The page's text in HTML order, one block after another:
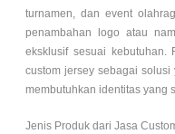
turnamen, dan event
penambahan logo atau
eksklusif sesuai kebutuhan.
custom jersey sebagai
membutuhkan identitas yang
Jenis Produk dari Jasa